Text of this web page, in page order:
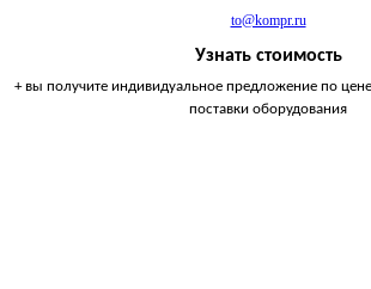
to@kompr.ru
Узнать стоимость
+ вы получите индивидуальное предложение по
поставки оборудования